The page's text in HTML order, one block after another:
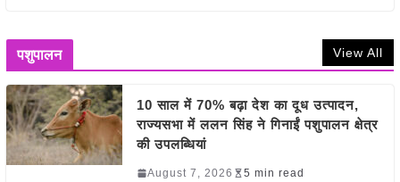
पशुपालन View All
10 साल में 70% बढ़ा देश का दूध उत्पादन,
राज्यसभा में ललन सिंह ने गिनाईं पशुपालन क्षेत्र
की उपलब्धियां
August 7, 2026 5 min read